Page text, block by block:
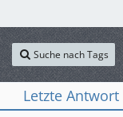
Suche nach Tags
Letzte Antwort